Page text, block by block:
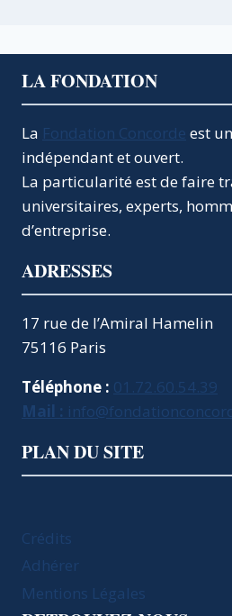
LA FONDATION
La Fondation Concorde est un
indépendant et ouvert.
La particularité est de faire
universitaires, experts,
d’entreprise.
ADRESSES
17 rue de l’Amiral Hamelin
75116 Paris
Téléphone : 01.72.60.54.39
Mail :
PLAN DU SITE
Crédits
Adhérer
Mentions Légales